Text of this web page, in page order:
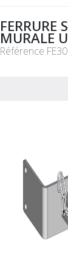
FERRURE
MURALE
Référence